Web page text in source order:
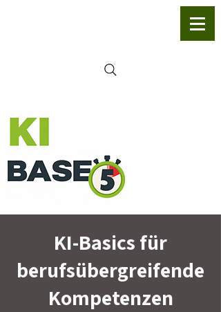
​KI-Basics für
berufsübergreifende
Kompetenzen